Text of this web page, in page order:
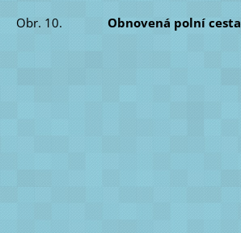
Obr. 10. Obnovená polní cesta